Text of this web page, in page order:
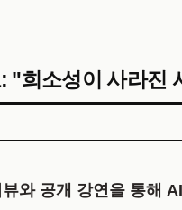
"희소성이 사라진
와 공개 강연을 통해